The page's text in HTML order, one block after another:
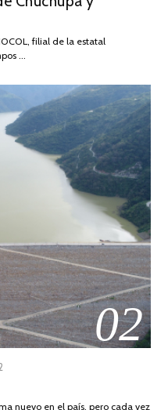
filial de la estatal
…
02
nuevo en el país, pero cada vez